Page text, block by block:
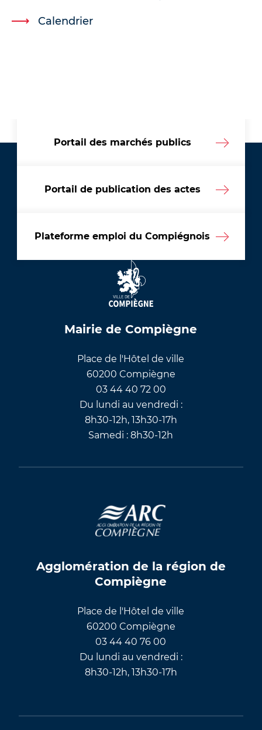
Calendrier
Portail des marchés publics
Portail de publication des actes
Plateforme emploi du Compiégnois
Mairie de Compiègne
Place de l'Hôtel de ville
60200 Compiègne
03 44 40 72 00
Du lundi au vendredi :
8h30-12h, 13h30-17h
Samedi : 8h30-12h
Agglomération de la région de
Compiègne
Place de l'Hôtel de ville
60200 Compiègne
03 44 40 76 00
Du lundi au vendredi :
8h30-12h, 13h30-17h